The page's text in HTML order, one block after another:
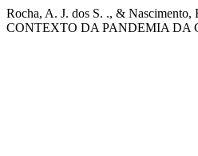
Rocha, A. J. dos S. ., &
CONTEXTO DA PANDEMIA DA